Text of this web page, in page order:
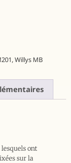
,Willys MB
ont
sur la